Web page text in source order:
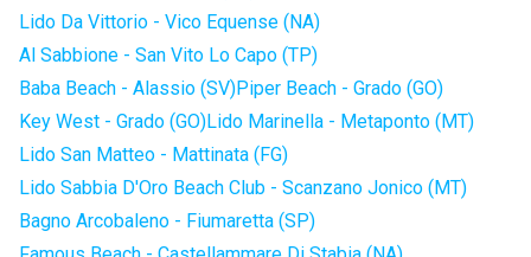
Lido Da Vittorio - Vico Equense (NA)
Al Sabbione - San Vito Lo Capo (TP)
Baba Beach - Alassio (SV)Piper Beach - Grado (GO)
Key West - Grado (GO)Lido Marinella - Metaponto (MT)
Lido San Matteo - Mattinata (FG)
Lido Sabbia D'Oro Beach Club - Scanzano Jonico (MT)
Bagno Arcobaleno - Fiumaretta (SP)